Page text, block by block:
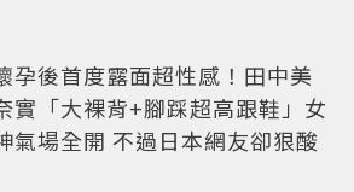
孕後首度露面超性感！田中美
實「大裸背+腳踩超高跟鞋」女
氣場全開 不過日本網友卻狠酸